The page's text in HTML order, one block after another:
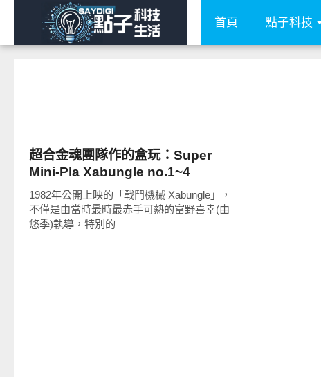
首頁 點子科技
超合金魂團隊作的盒玩：Super
Mini-Pla Xabungle no.1~4
1982年公開上映的「戰鬥機械 Xabungle」，
不僅是由當時最時最赤手可熱的富野喜幸(由
悠季)執導，特別的